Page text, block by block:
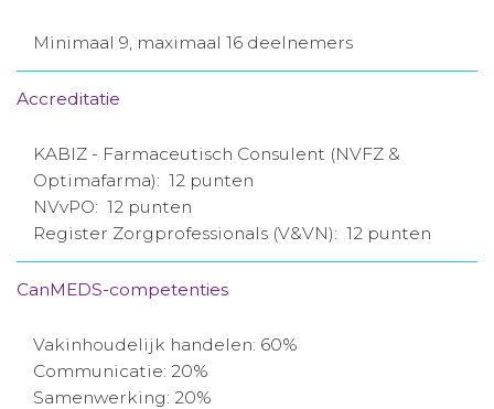
Minimaal 9, maximaal 16 deelnemers
Accreditatie
KABIZ - Farmaceutisch Consulent (NVFZ &
Optimafarma): 12 punten
NVvPO: 12 punten
Register Zorgprofessionals (V&VN): 12 punten
CanMEDS-competenties
Vakinhoudelijk handelen: 60%
Communicatie: 20%
Samenwerking: 20%